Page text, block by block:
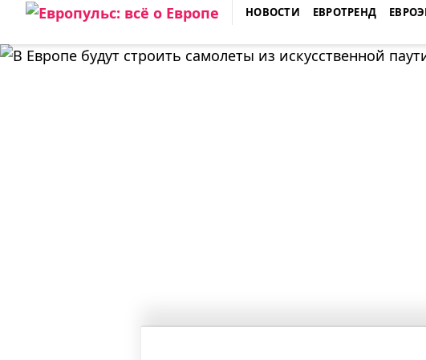
Skip
content
ЕВРОПУЛЬС: ВСЁ О ЕВРОПЕ
НОВОСТИ ЕВРОТРЕНД